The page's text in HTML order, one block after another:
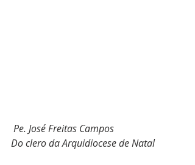
Pe. José Freitas Campos
Do clero da Arquidiocese de Natal